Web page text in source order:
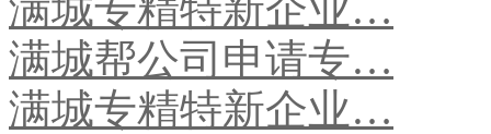
满城帮公司申请专…
满城专精特新企业…